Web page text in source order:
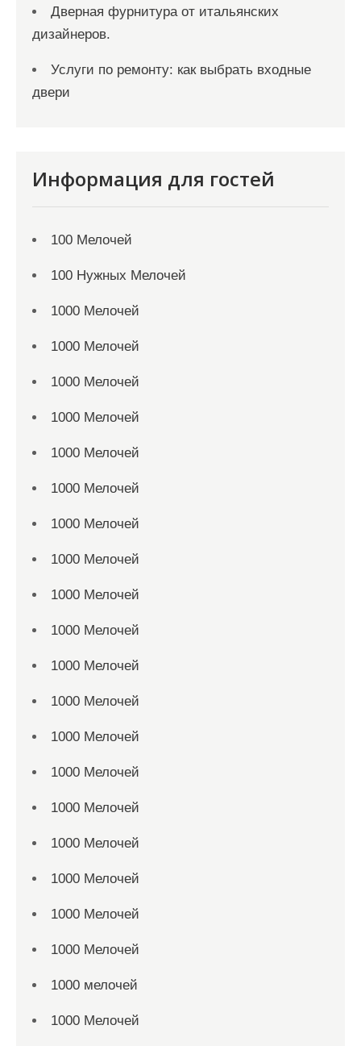
Дверная фурнитура от итальянских
дизайнеров.
Услуги по ремонту: как выбрать входные
двери
Информация для гостей
100 Мелочей
100 Нужных Мелочей
1000 Мелочей
1000 Мелочей
1000 Мелочей
1000 Мелочей
1000 Мелочей
1000 Мелочей
1000 Мелочей
1000 Мелочей
1000 Мелочей
1000 Мелочей
1000 Мелочей
1000 Мелочей
1000 Мелочей
1000 Мелочей
1000 Мелочей
1000 Мелочей
1000 Мелочей
1000 Мелочей
1000 Мелочей
1000 мелочей
1000 Мелочей